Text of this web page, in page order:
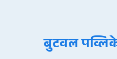
बुटवल